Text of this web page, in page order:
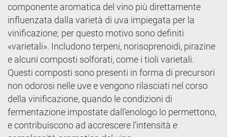
componente aromatica del vino più direttamente
influenzata dalla varietà di uva impiegata per la
vinificazione; per questo motivo sono definiti
«varietali». Includono terpeni, norisoprenoidi, pirazine
e alcuni composti solforati, come i tioli varietali.
Questi composti sono presenti in forma di precursori
non odorosi nelle uve e vengono rilasciati nel corso
della vinificazione, quando le condizioni di
fermentazione impostate dall’enologo lo permettono,
e contribuiscono ad accrescere l’intensità e